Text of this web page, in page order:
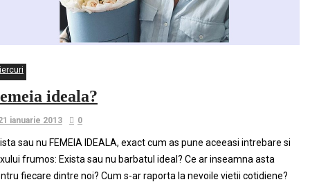
ideala?
ianuarie 2013 0
sau nu FEMEIA IDEALA, exact cum as pune aceeasi intrebare si
frumos: Exista sau nu barbatul ideal? Ce ar inseamna asta
fiecare dintre noi? Cum s-ar raporta la nevoile vietii cotidiene?